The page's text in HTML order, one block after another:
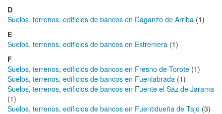
D
Suelos, terrenos, edificios de bancos en Daganzo de Arriba (1)
E
Suelos, terrenos, edificios de bancos en Estremera (1)
F
Suelos, terrenos, edificios de bancos en Fresno de Torote (1)
Suelos, terrenos, edificios de bancos en Fuenlabrada (1)
Suelos, terrenos, edificios de bancos en Fuente el Saz de Jarama
(1)
Suelos, terrenos, edificios de bancos en Fuentidueña de Tajo (3)